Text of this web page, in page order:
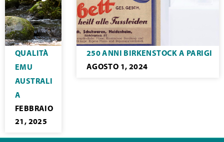
QUALITÀ
EMU
AUSTRALI
A
FEBBRAIO
21, 2025
250 ANNI BIRKENSTOCK A PARIGI
AGOSTO 1, 2024